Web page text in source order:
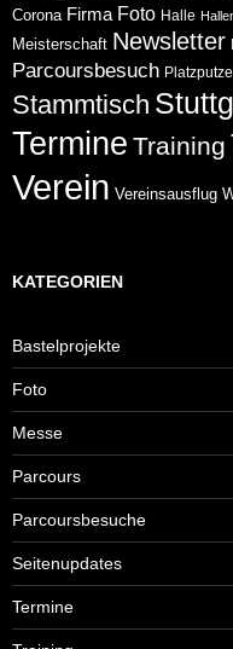
Corona Firma Foto Halle
Meisterschaft Newsletter
Parcoursbesuch
Stammtisch
Termine Training
Verein Vereinsausflug
KATEGORIEN
Bastelprojekte
Foto
Messe
Parcours
Parcoursbesuche
Seitenupdates
Termine